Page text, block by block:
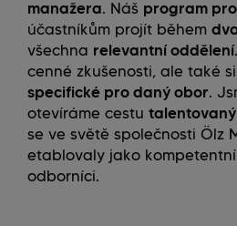
manažera. Náš program
účastníkům projít během
všechna relevantní oddělení
cenné zkušenosti, ale také
specifické pro daný obor.
otevíráme cestu
se ve světě společnosti Ölz
etablovaly jako
odborníci.